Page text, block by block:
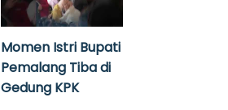
Momen Istri Bupati
Pemalang Tiba di
Gedung KPK